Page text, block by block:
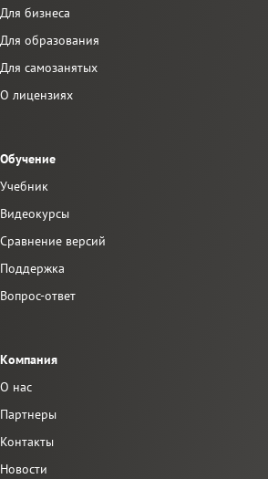
Для бизнеса
Для образования
Для самозанятых
О лицензиях
Обучение
Учебник
Видеокурсы
Сравнение версий
Поддержка
Вопрос-ответ
Компания
О нас
Партнеры
Контакты
Новости